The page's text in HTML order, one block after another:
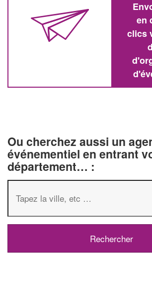
en
clics
Ou cherchez aussi un
événementiel en entrant
département… :